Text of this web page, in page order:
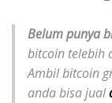
Belum punya
bitcoin telebih
Ambil bitcoin
anda bisa jual